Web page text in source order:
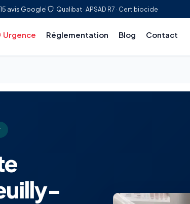
avis Google Qualibat · APSAD R7 · Certibiocide
Urgence Réglementation Blog Contact